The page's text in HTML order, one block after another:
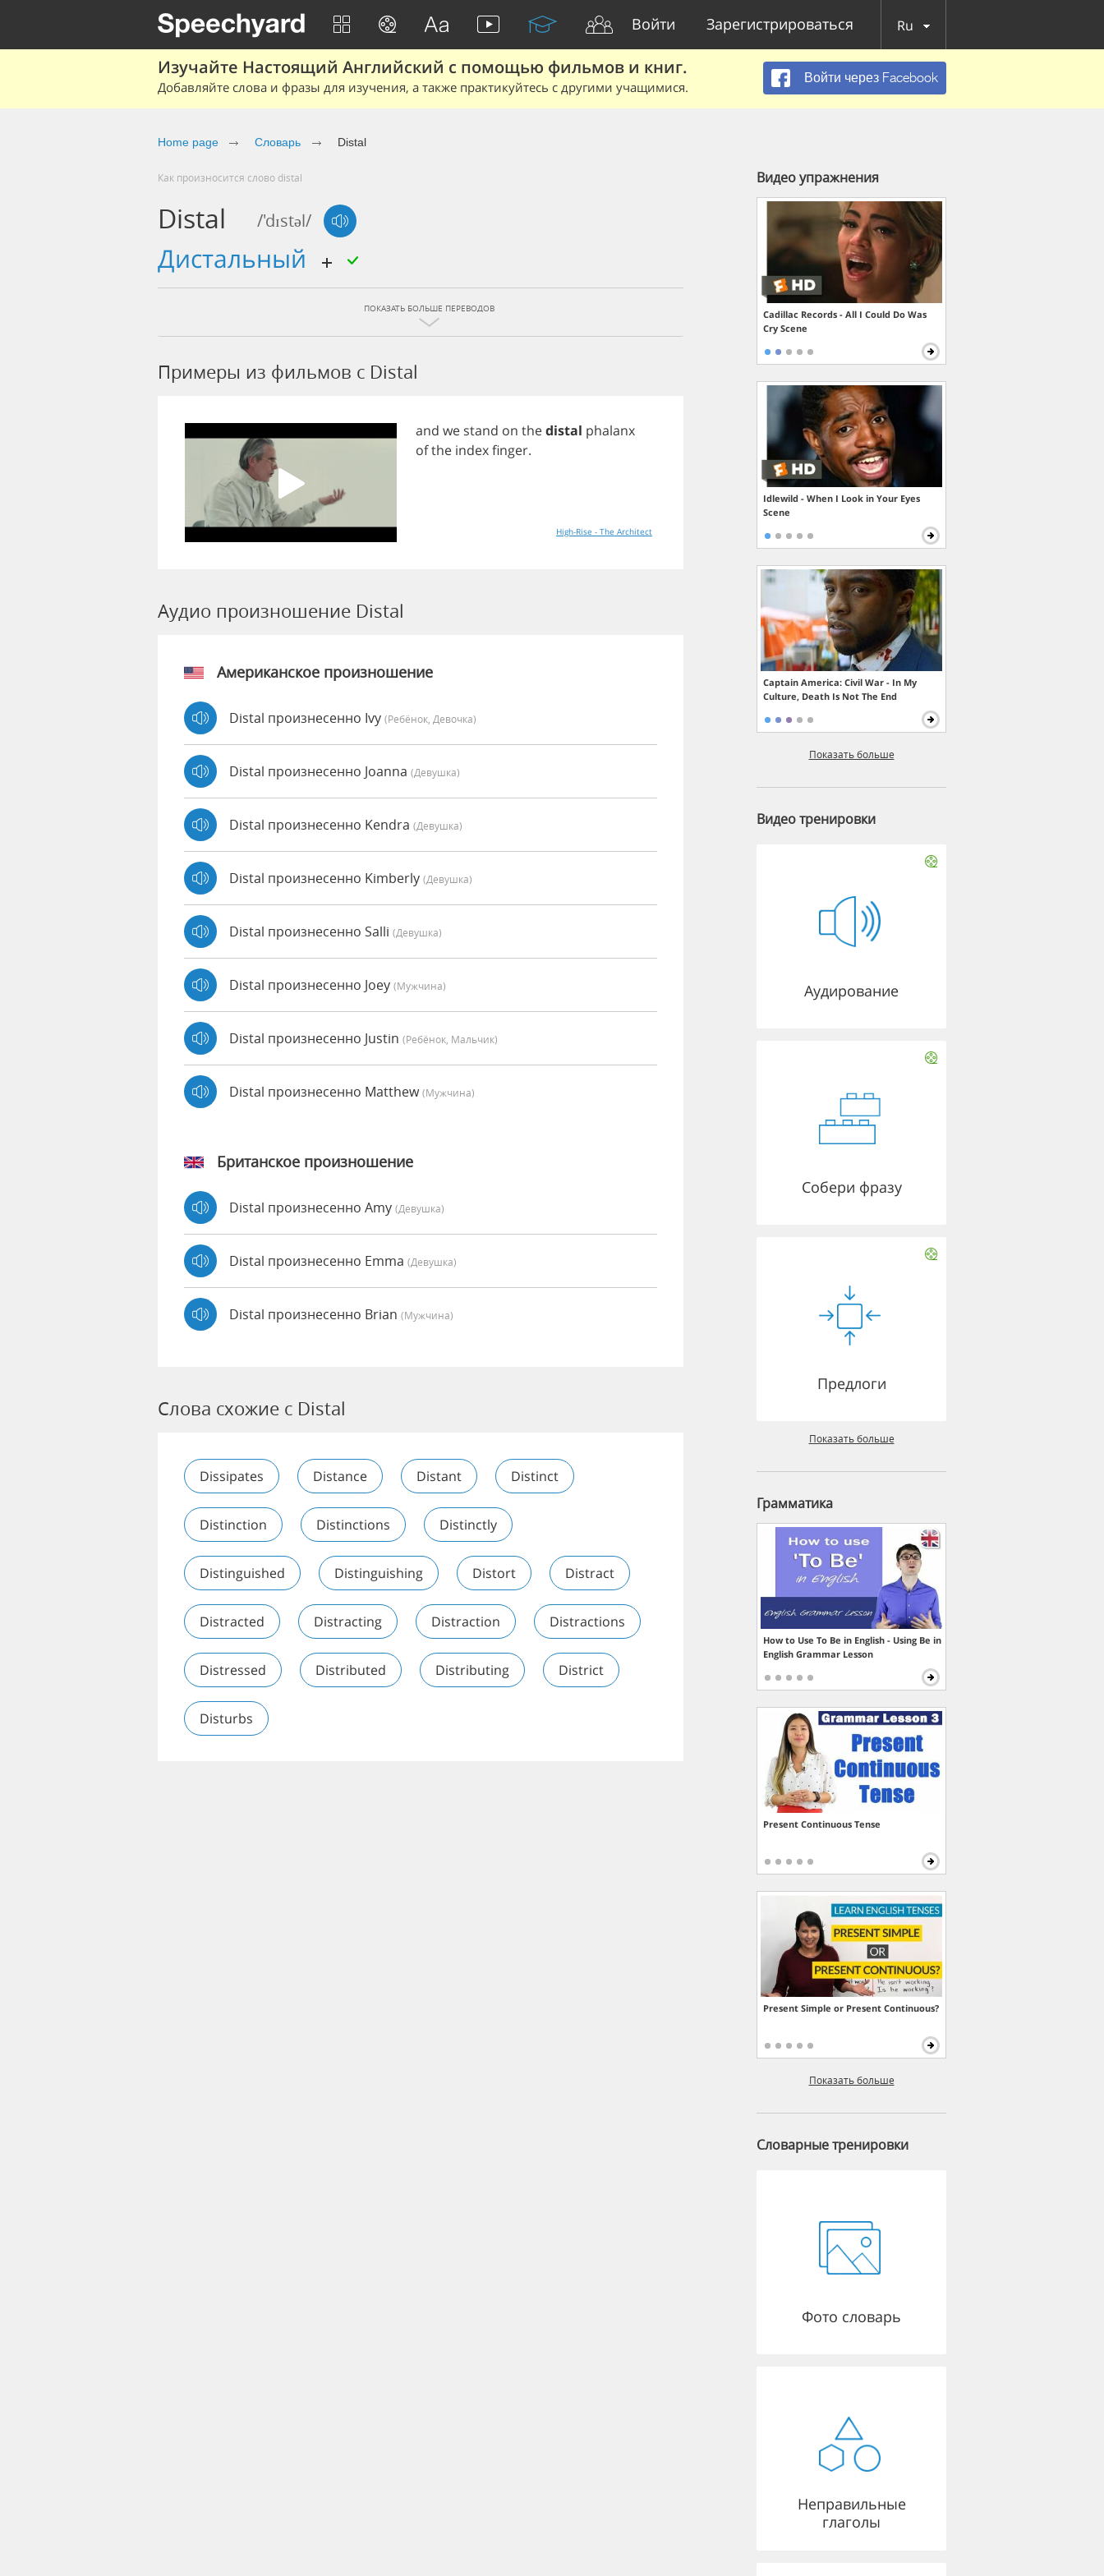
Войти Зарегистрироваться Ru
Изучайте Настоящий Английский с помощью фильмов и книг.
Добавляйте слова и фразы для изучения, а также практикуйтесь с другими учащимися.
Войти через Facebook
Home page Словарь Distal
Как произносится слово distal
Distal /'dɪstəl/
дистальный
ПОКАЗАТЬ БОЛЬШЕ ПЕРЕВОДОВ
Примеры из фильмов c Distal
and we stand on thedistal phalanx
ofthe indexfinger.
High-Rise - The Architect
Аудио произношение Distal
Американское произношение
Distal произнесенно Ivy (Ребёнок, Девочка)
Distal произнесенно Joanna (девушка)
Distal произнесенно Kendra (девушка)
Distal произнесенно Kimberly (девушка)
Distal произнесенно Salli (девушка)
Distal произнесенно Joey (мужчина)
Distal произнесенно Justin (Ребёнок, Мальчик)
Distal произнесенно Matthew(мужчина)
Британское произношение
Distal произнесенно Amy (девушка)
Distal произнесенно Emma (девушка)
Distal произнесенно Brian (мужчина)
Слова схожие с Distal
Dissipates Distance Distant Distinct
Distinction Distinctions Distinctly
Distinguished Distinguishing Distort Distract
Distracted Distracting Distraction Distractions
Distressed Distributed Distributing District
Disturbs
Видео упражнения
Cadillac Records - All I Could Do Was
Cry Scene
Idlewild - When I Look in Your Eyes
Scene
Captain America: Civil War - In My
Culture, Death Is Not The End
Показать больше
Видео тренировки
Аудирование
Собери фразу
Предлоги
Показать больше
Грамматика
How to Use To Be in English - Using Be in
English Grammar Lesson
Present Continuous Tense
Present Simple or Present Continuous?
Показать больше
Словарные тренировки
Фото словарь
Неправильные
глаголы